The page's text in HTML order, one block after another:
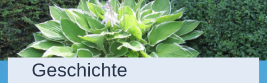
Geschichte